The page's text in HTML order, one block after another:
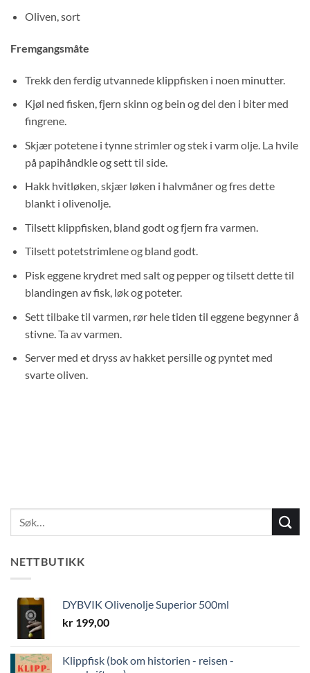
Oliven, sort
Fremgangsmåte
Trekk den ferdig utvannede klippfisken i noen minutter.
Kjøl ned fisken, fjern skinn og bein og del den i biter med
fingrene.
Skjær potetene i tynne strimler og stek i varm olje. La hvile
på papihåndkle og sett til side.
Hakk hvitløken, skjær løken i halvmåner og fres dette
blankt i olivenolje.
Tilsett klippfisken, bland godt og fjern fra varmen.
Tilsett potetstrimlene og bland godt.
Pisk eggene krydret med salt og pepper og tilsett dette til
blandingen av fisk, løk og poteter.
Sett tilbake til varmen, rør hele tiden til eggene begynner å
stivne. Ta av varmen.
Server med et dryss av hakket persille og pyntet med
svarte oliven.
NETTBUTIKK
DYBVIK Olivenolje Superior 500ml
kr 199,00
Klippfisk (bok om historien - reisen -